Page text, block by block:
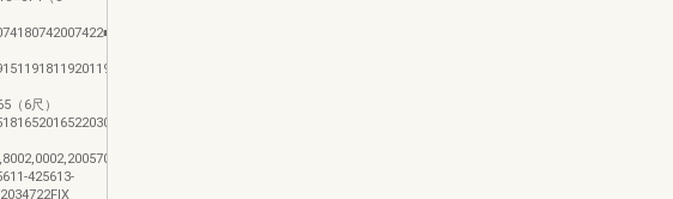
（4.5
（5.4
（6尺）
425613-